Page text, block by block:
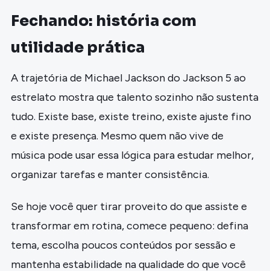
Fechando: história com
utilidade prática
A trajetória de Michael Jackson do Jackson 5 ao
estrelato mostra que talento sozinho não sustenta
tudo. Existe base, existe treino, existe ajuste fino
e existe presença. Mesmo quem não vive de
música pode usar essa lógica para estudar melhor,
organizar tarefas e manter consistência.
Se hoje você quer tirar proveito do que assiste e
transformar em rotina, comece pequeno: defina
tema, escolha poucos conteúdos por sessão e
mantenha estabilidade na qualidade do que você